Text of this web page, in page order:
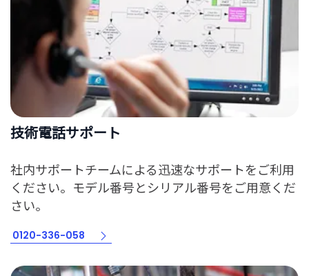
技術電話サポート
社内サポートチームによる迅速なサポートをご利用
ください。モデル番号とシリアル番号をご用意くだ
さい。
0120-336-058